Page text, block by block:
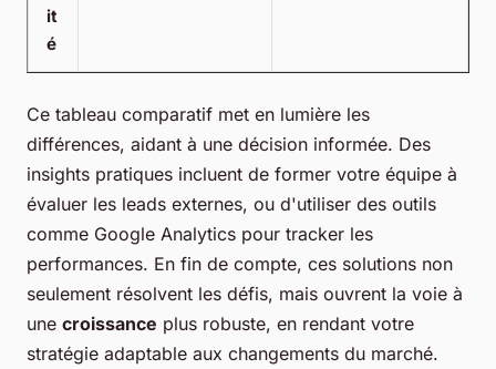
it
é
Ce tableau comparatif met en lumière les
différences, aidant à une décision informée. Des
insights pratiques incluent de former votre équipe à
évaluer les leads externes, ou d'utiliser des outils
comme Google Analytics pour tracker les
performances. En fin de compte, ces solutions non
seulement résolvent les défis, mais ouvrent la voie à
une croissance plus robuste, en rendant votre
stratégie adaptable aux changements du marché.